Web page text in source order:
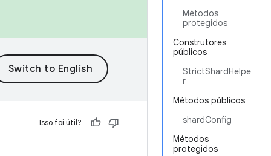
Métodos
protegidos
Construtores
públicos
StrictShardHelpe
r
Métodos públicos
shardConfig
Métodos
protegidos
Isso foi útil?